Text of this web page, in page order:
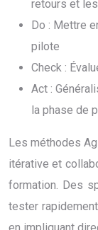
retours et
Do : Mettre
pilote
Check :
Act :
la phase de
Les méthodes
itérative et
formation. Des
tester